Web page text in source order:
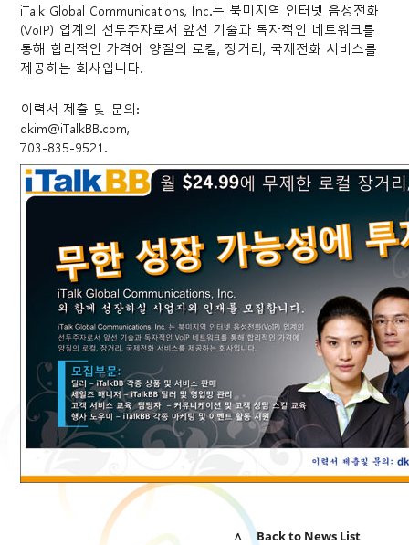
iTalk Global Communications, Inc.는 북미지역 인터넷 음성전화
(VoIP) 업계의 선두주자로서 앞선 기술과 독자적인 네트워크를
통해 합리적인 가격에 양질의 로컬, 장거리, 국제전화 서비스를
제공하는 회사입니다.
이력서 제출 및 문의:
dkim@iTalkBB.com,
703-835-9521.
∧ Back to News List